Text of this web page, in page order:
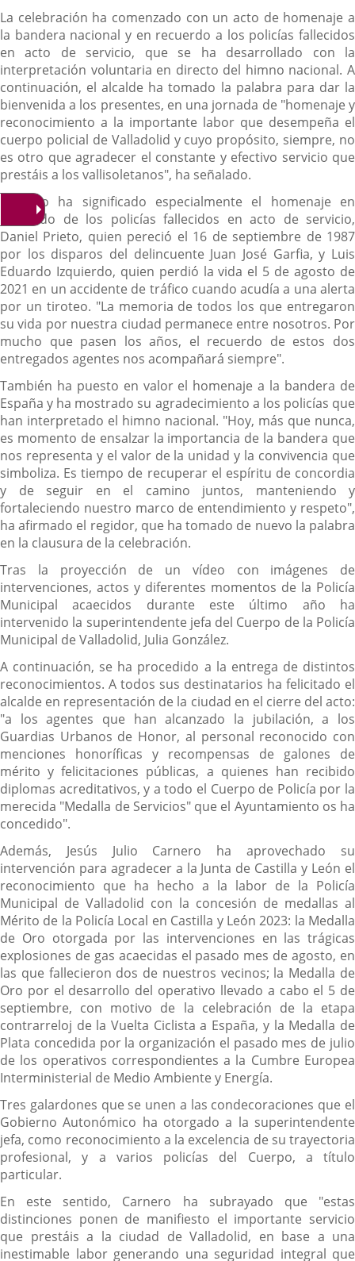
La celebración ha comenzado con un acto de homenaje a
la bandera nacional y en recuerdo a los policías fallecidos
en acto de servicio, que se ha desarrollado con la
interpretación voluntaria en directo del himno nacional. A
continuación, el alcalde ha tomado la palabra para dar la
bienvenida a los presentes, en una jornada de "homenaje y
reconocimiento a la importante labor que desempeña el
cuerpo policial de Valladolid y cuyo propósito, siempre, no
es otro que agradecer el constante y efectivo servicio que
prestáis a los vallisoletanos", ha señalado.
Carnero ha significado especialmente el homenaje en
recuerdo de los policías fallecidos en acto de servicio,
Daniel Prieto, quien pereció el 16 de septiembre de 1987
por los disparos del delincuente Juan José Garfia, y Luis
Eduardo Izquierdo, quien perdió la vida el 5 de agosto de
2021 en un accidente de tráfico cuando acudía a una alerta
por un tiroteo. "La memoria de todos los que entregaron
su vida por nuestra ciudad permanece entre nosotros. Por
mucho que pasen los años, el recuerdo de estos dos
entregados agentes nos acompañará siempre".
También ha puesto en valor el homenaje a la bandera de
España y ha mostrado su agradecimiento a los policías que
han interpretado el himno nacional. "Hoy, más que nunca,
es momento de ensalzar la importancia de la bandera que
nos representa y el valor de la unidad y la convivencia que
simboliza. Es tiempo de recuperar el espíritu de concordia
y de seguir en el camino juntos, manteniendo y
fortaleciendo nuestro marco de entendimiento y respeto",
ha afirmado el regidor, que ha tomado de nuevo la palabra
en la clausura de la celebración.
Tras la proyección de un vídeo con imágenes de
intervenciones, actos y diferentes momentos de la Policía
Municipal acaecidos durante este último año ha
intervenido la superintendente jefa del Cuerpo de la Policía
Municipal de Valladolid, Julia González.
A continuación, se ha procedido a la entrega de distintos
reconocimientos. A todos sus destinatarios ha felicitado el
alcalde en representación de la ciudad en el cierre del acto:
"a los agentes que han alcanzado la jubilación, a los
Guardias Urbanos de Honor, al personal reconocido con
menciones honoríficas y recompensas de galones de
mérito y felicitaciones públicas, a quienes han recibido
diplomas acreditativos, y a todo el Cuerpo de Policía por la
merecida "Medalla de Servicios" que el Ayuntamiento os ha
concedido".
Además, Jesús Julio Carnero ha aprovechado su
intervención para agradecer a la Junta de Castilla y León el
reconocimiento que ha hecho a la labor de la Policía
Municipal de Valladolid con la concesión de medallas al
Mérito de la Policía Local en Castilla y León 2023: la Medalla
de Oro otorgada por las intervenciones en las trágicas
explosiones de gas acaecidas el pasado mes de agosto, en
las que fallecieron dos de nuestros vecinos; la Medalla de
Oro por el desarrollo del operativo llevado a cabo el 5 de
septiembre, con motivo de la celebración de la etapa
contrarreloj de la Vuelta Ciclista a España, y la Medalla de
Plata concedida por la organización el pasado mes de julio
de los operativos correspondientes a la Cumbre Europea
Interministerial de Medio Ambiente y Energía.
Tres galardones que se unen a las condecoraciones que el
Gobierno Autonómico ha otorgado a la superintendente
jefa, como reconocimiento a la excelencia de su trayectoria
profesional, y a varios policías del Cuerpo, a título
particular.
En este sentido, Carnero ha subrayado que "estas
distinciones ponen de manifiesto el importante servicio
que prestáis a la ciudad de Valladolid, en base a una
inestimable labor generando una seguridad integral que